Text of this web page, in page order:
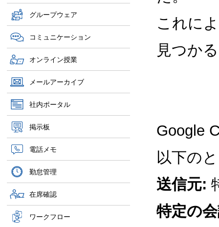
グループウェア
コミュニケーション
オンライン授業
メールアーカイブ
社内ポータル
掲示板
電話メモ
勤怠管理
在席確認
ワークフロー
これに
見つか
Google
以下の
送信元:
特定の